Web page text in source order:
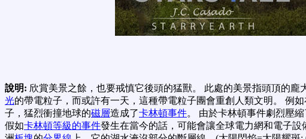
說明: 欣賞美景之餘，也要戒慎它後頭的猛獸。 此處的美景指頭頂的龐
光的帶電粒子，而或許有一天，這種帶電粒子團會重創人類文明。 例
子，猛烈衝撞地球的磁層造成了卡林頓事件。 由於卡林頓事件劇烈壓縮
假如卡林頓等級的事件發生在當今的話，可能會讓全球電力網和電子設